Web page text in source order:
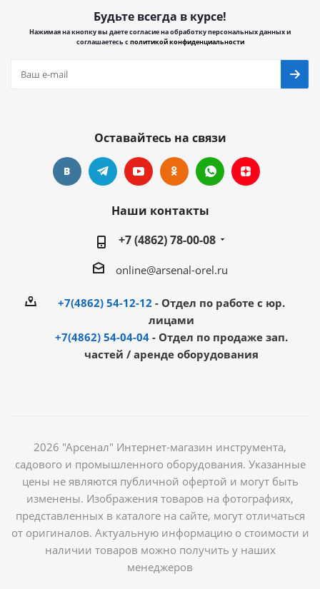
Будьте всегда в курсе!
Нажимая на кнопку вы даете согласие на обработку персональных данных и
соглашаетесь сполитикой конфиденциальности
Оставайтесь на связи
Наши контакты
+7 (4862) 78-00-08
online@arsenal-orel.ru
+7(4862) 54-12-12 - Отдел по работе с юр.
лицами
+7(4862) 54-04-04 - Отдел по продаже зап.
частей / аренде оборудования
2026 "Арсенал" Интернет-магазин инструмента,
садового и промышленного оборудования. Указанные
цены не являются публичной офертой и могут быть
изменены. Изображения товаров на фотографиях,
представленных в каталоге на сайте, могут отличаться
от оригиналов. Актуальную информацию о стоимости и
наличии товаров можно получить у наших
менеджеров